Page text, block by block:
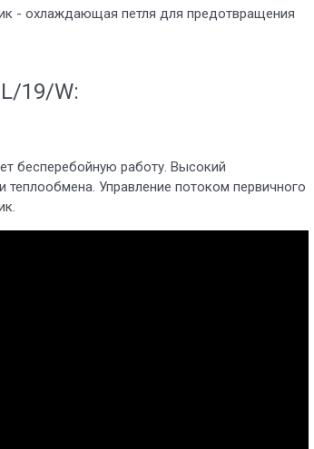
- охлаждающая петля для предотвращения
19/W:
бесперебойную работу. Высокий
Управление потоком первичного